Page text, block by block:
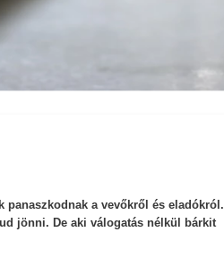
a vevőkről és eladókról.
jönni. De aki válogatás nélkül bárkit